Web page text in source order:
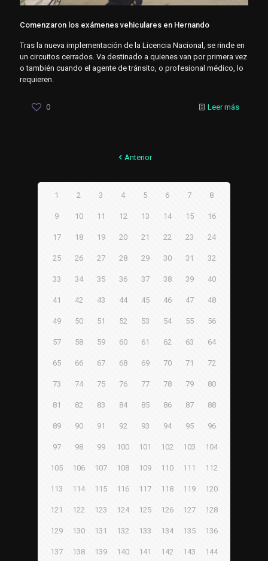
Comenzaron los exámenes vehiculares en Hernando
Tras la nueva implementación de la Licencia Nacional, se rinde en
un circuitos cerrados. Va destinado a quienes van por primera vez
o también cuando el agente de tránsito, o profesional médico, lo
requieren.
0 Leer más
Anterior
1 2 3 4 5 6 7 8
9 10 11 12 13 14 15 16
17 18 19 20 21 22 23 24
25 26 27 28 29 30 31 32
33 34 35 36 37 38 39 40
41 42 43 44 45 46 47 48
49 50 51 52 53 54 55 56
57 58 59 60 61 62 63 64
65 66 67 68 69 70 71 72
73 74 75 76 77 78 79 80
81 82 83 84 85 86 87 88
89 90 91 92 93 94 95 96
97 98 99 100 101 102 103 104
105 106 107 108 109 110 111 112
113 114 115 116 117 118 119 120
121 122 123 124 125 126 127 128
129 130 131 132 133 134 135 136
137 138 139 140 141 142 143 144